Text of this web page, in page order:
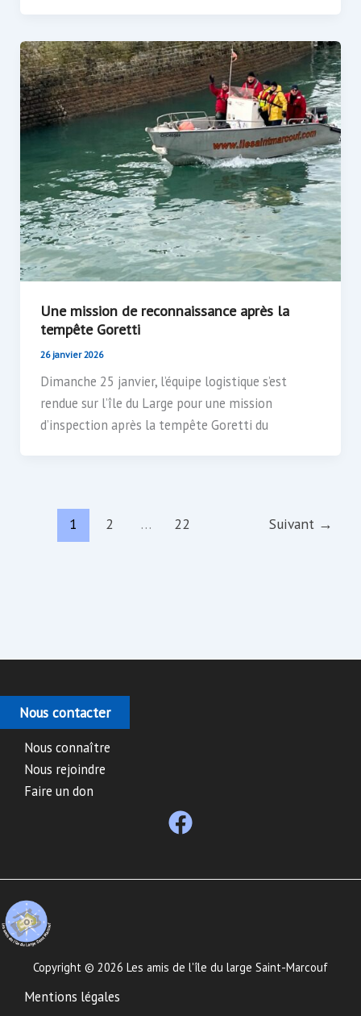
Une mission de reconnaissance après la
tempête Goretti
26 janvier 2026
Dimanche 25 janvier, l’équipe logistique s’est
rendue sur l’île du Large pour une mission
d’inspection après la tempête Goretti du
1 2 … 22 Suivant →
Nous contacter
Nous connaître
Nous rejoindre
Faire un don
Copyright © 2026 Les amis de l'île du large Saint-Marcouf
Mentions légales